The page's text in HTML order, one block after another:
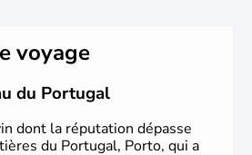
voyage
du Portugal
dont la réputation dépasse
du Portugal, Porto, qui a